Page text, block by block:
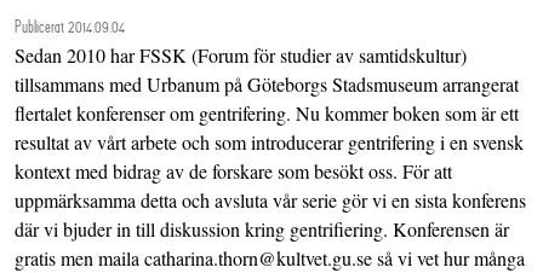
Publicerat 2014.09.04
Sedan 2010 har FSSK (Forum för studier av samtidskultur)
tillsammans med Urbanum på Göteborgs Stadsmuseum arrangerat
flertalet konferenser om gentrifering. Nu kommer boken som är ett
resultat av vårt arbete och som introducerar gentrifering i en svensk
kontext med bidrag av de forskare som besökt oss. För att
uppmärksamma detta och avsluta vår serie gör vi en sista konferens
där vi bjuder in till diskussion kring gentrifiering. Konferensen är
gratis men maila catharina.thorn@kultvet.gu.se så vi vet hur många